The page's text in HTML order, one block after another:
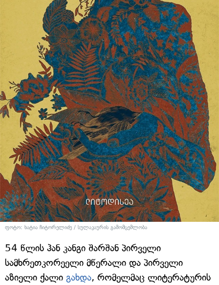
ფოტო: ხატია ჩიტორელიძე / სულაკაურის გამომცემლობა
54 წლის ჰან კანგი შარშან პირველი
სამხრეთკორეელი მწერალი და პირველი
აზიელი ქალი გახდა, რომელმაც ლიტერატურის